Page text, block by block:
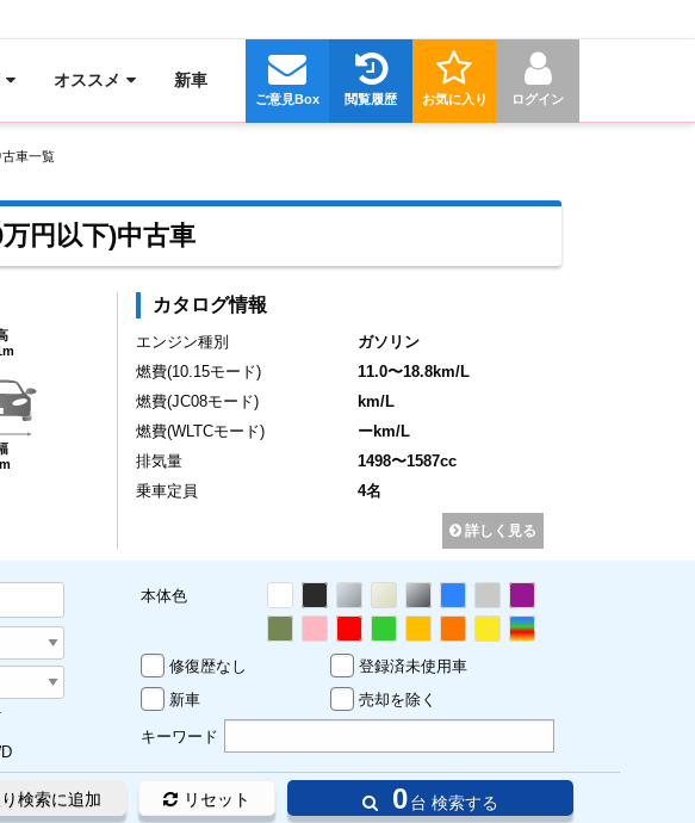
オススメ 新車
ログイン
お気に入り
閲覧履歴
ご意見Box
車一覧
円以下)中古車
カタログ情報
エンジン種別
ガソリン
燃費(10.15モード)
11.0〜18.8km/L
燃費(JC08モード)
km/L
燃費(WLTCモード)
ーkm/L
排気量
1498〜1587cc
乗車定員
4名
詳しく見る
本体色
修復歴なし
登録済未使用車
新車
売却を除く
キーワード
0台 検索する
リセット
検索に追加